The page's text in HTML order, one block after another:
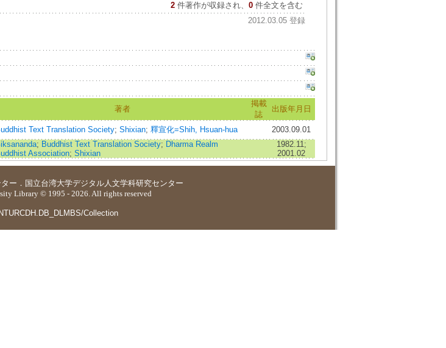
2 件著作が収録され、 0件全文を含む
2012.03.05 登録
著者
掲載
誌
出版年月日
Text Translation Society; Shixian; 釋宣化=Shih, Hsuan-hua 2003.09.01
; Buddhist Text Translation Society; Dharma Realm
Association; Shixian
1982.11;
2001.02
ー ． 国立台湾大学デジタル人文学科研究センター
Library © 1995 - 2026. All rights reserved
Collection